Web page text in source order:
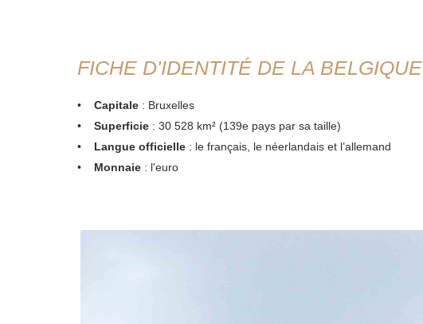
FICHE D'IDENTITÉ DE LA BELGIQUE
• Capitale : Bruxelles
• Superficie : 30 528 km² (139e pays par sa taille)
• Langue officielle : le français, le néerlandais et l’allemand
• Monnaie : l'euro